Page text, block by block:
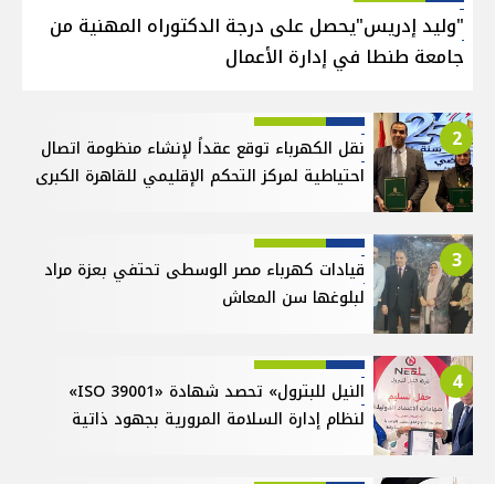
"وليد إدريس"يحصل على درجة الدكتوراه المهنية من
جامعة طنطا في إدارة الأعمال
2
نقل الكهرباء توقع عقداً لإنشاء منظومة اتصال
احتياطية لمركز التحكم الإقليمي للقاهرة الكبرى
3
قيادات كهرباء مصر الوسطى تحتفي بعزة مراد
لبلوغها سن المعاش
4
النيل للبترول» تحصد شهادة «ISO 39001»
لنظام إدارة السلامة المرورية بجهود ذاتية